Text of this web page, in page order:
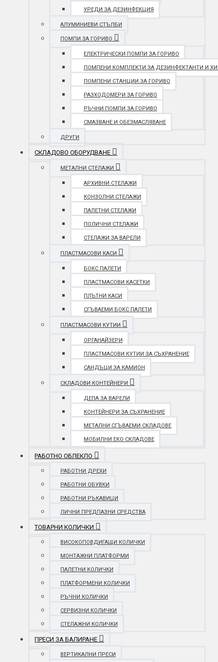
УРЕДИ ЗА ДЕЗИНФЕКЦИЯ
АЛУМИНИЕВИ СТЪЛБИ
ПОМПИ ЗА ГОРИВО
ЕЛЕКТРИЧЕСКИ ПОМПИ ЗА ГОРИВО
ПОМПЕНИ КОМПЛЕКТИ ЗА ДЕЗИНФЕКТАНТИ И
ПОМПЕНИ СТАНЦИИ ЗА ГОРИВО
РАЗХОДОМЕРИ ЗА ГОРИВО
РЪЧНИ ПОМПИ ЗА ГОРИВО
СМАЗВАНЕ И ОБЕЗМАСЛЯВАНЕ
ДРУГИ
СКЛАДОВО ОБОРУДВАНЕ
МЕТАЛНИ СТЕЛАЖИ
АРХИВНИ СТЕЛАЖИ
КОНЗОЛНИ СТЕЛАЖИ
ПАЛЕТНИ СТЕЛАЖИ
ПОЛИЧНИ СТЕЛАЖИ
СТЕЛАЖИ ЗА ВАРЕЛИ
ПЛАСТМАСОВИ КАСИ
БОКС ПАЛЕТИ
ПЛАСТМАСОВИ КАСЕТКИ
ПЛЪТНИ КАСИ
СГЪВАЕМИ БОКС ПАЛЕТИ
ПЛАСТМАСОВИ КУТИИ
ОРГАНАЙЗЕРИ
ПЛАСТМАСОВИ КУТИИ ЗА СЪХРАНЕНИЕ
САНДЪЦИ ЗА КАМИОН
СКЛАДОВИ КОНТЕЙНЕРИ
ДЕПА ЗА ВАРЕЛИ
КОНТЕЙНЕРИ ЗА СЪХРАНЕНИЕ
МЕТАЛНИ СГЪВАЕМИ СКЛАДОВЕ
МОБИЛНИ ЕКО СКЛАДОВЕ
РАБОТНО ОБЛЕКЛО
РАБОТНИ ДРЕХИ
РАБОТНИ ОБУВКИ
РАБОТНИ РЪКАВИЦИ
ЛИЧНИ ПРЕДПАЗНИ СРЕДСТВА
ТОВАРНИ КОЛИЧКИ
ВИСОКОПОВДИГАЩИ КОЛИЧКИ
МОНТАЖНИ ПЛАТФОРМИ
ПАЛЕТНИ КОЛИЧКИ
ПЛАТФОРМЕНИ КОЛИЧКИ
РЪЧНИ КОЛИЧКИ
СЕРВИЗНИ КОЛИЧКИ
СТЕЛАЖНИ КОЛИЧКИ
ПРЕСИ ЗА БАЛИРАНЕ
ВЕРТИКАЛНИ ПРЕСИ